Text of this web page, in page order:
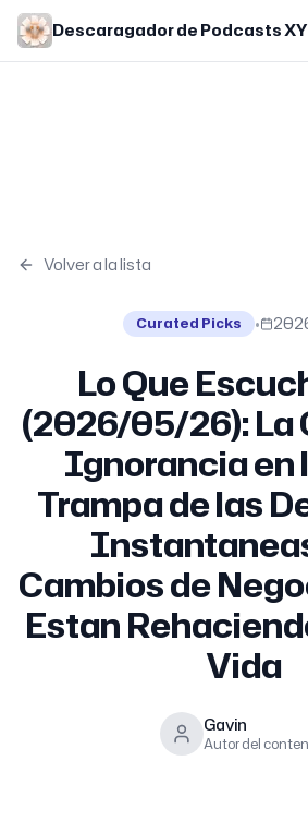
Skip to main content
Descaragador de Podcasts
Volver a la lista
Curated Picks •
Lo Que
(2026/05/26): La
Ignorancia en
Trampa de las
Cambios de
Estan
Vida
Gavin
Autor del